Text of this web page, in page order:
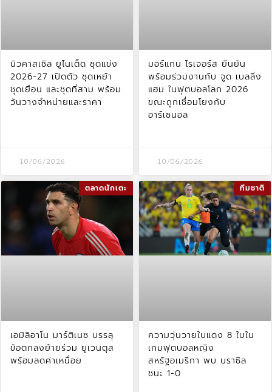
นิวคาสเซิล ยูไนเต็ด ชุดแข่ง
2026-27 เปิดตัว ชุดเหย้า
ชุดเยือน และชุดที่สาม พร้อม
วันวางจำหน่ายและราคา
10/06/2026
มอร์แกน โรเจอร์ส ยืนยัน
พร้อมร่วมงานกับ จูด เบลลิ่ง
แฮม ในฟุตบอลโลก 2026
ขณะถูกเชื่อมโยงกับ
อาร์เซนอล
10/06/2026
ตลาดนักเตะ
เอมิลิอาโน มาร์ติเนซ บรรลุ
ข้อตกลงย้ายร่วม ยูเวนตุส
พร้อมลดค่าเหนื่อย
ทีมชาติ
ความวุ่นวายใบแดง 8 ใบใน
เกมฟุตบอลหญิง
สหรัฐอเมริกา พบ บราซิล
ชนะ 1-0